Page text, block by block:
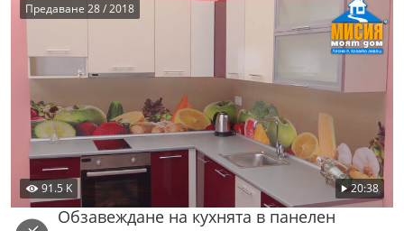
91.5 K 20:38
Предаване 28 / 2018
Обзавеждане на кухнята в панелен